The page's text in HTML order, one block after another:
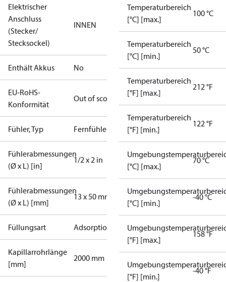
Elektrischer
Anschluss
(Stecker/
Stecksockel)
INNEN
Enthält Akkus No
EU-RoHS-
Konformität
Out of scope
Fühler, Typ Fernfühler
Fühlerabmessungen
(Ø x L) [in]
1/2 x 2 in
Fühlerabmessungen
(Ø x L) [mm]
13 x 50 mm
Füllungsart Adsorption
Kapillarrohrlänge
[mm]
2000 mm
Temperaturbereich
[°C] [max.]
100 °C
Temperaturbereich
[°C] [min.]
50 °C
Temperaturbereich
[°F] [max.]
212 °F
Temperaturbereich
[°F] [min.]
122 °F
[°C] [max.]
70 °C
[°C] [min.]
-40 °C
[°F] [max.]
158 °F
[°F] [min.]
-40 °F